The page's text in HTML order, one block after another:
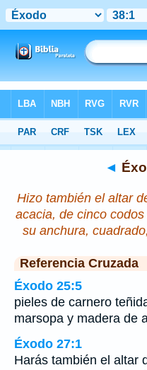
>Éxodo> Capítulo 38 > Verso 1
◄
Hizo también el altar
acacia, de cinco
su anchura,
Referencia Cruzada
Éxodo 25:5
pieles de carnero
marsopa y madera de
Éxodo 27:1
Harás también el altar